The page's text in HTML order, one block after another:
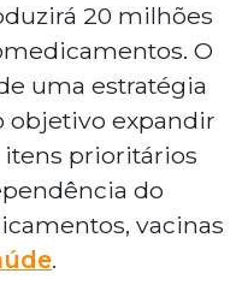
20 milhões
O
uma estratégia
objetivo expandir
itens prioritários
do
vacinas
.